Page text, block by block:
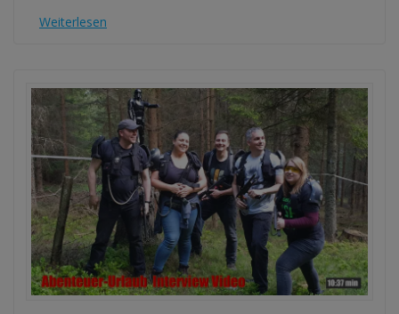
Weiterlesen